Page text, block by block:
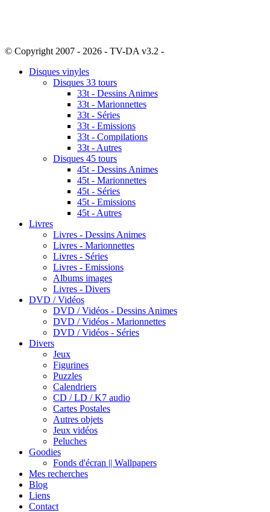
© Copyright 2007 - 2026 - TV-DA v3.2 -
Disques vinyles
Disques 33 tours
33t - Dessins Animes
33t - Marionnettes
33t - Séries
33t - Emissions
33t - Compilations
33t - Autres
Disques 45 tours
45t - Dessins Animes
45t - Marionnettes
45t - Séries
45t - Emissions
45t - Autres
Livres
Livres - Dessins Animes
Livres - Marionnettes
Livres - Séries
Livres - Emissions
Albums images
Livres - Divers
DVD / Vidéos
DVD / Vidéos - Dessins Animes
DVD / Vidéos - Marionnettes
DVD / Vidéos - Séries
Divers
Jeux
Figurines
Puzzles
Calendriers
CD / LD / K7 audio
Cartes Postales
Autres objets
Jeux vidéos
Peluches
Goodies
Fonds d'écran || Wallpapers
Mes recherches
Blog
Liens
Contact